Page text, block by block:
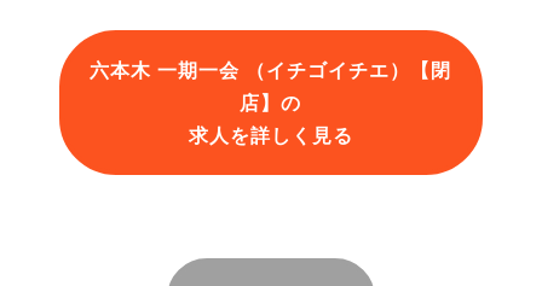
六本木 一期一会 （イチゴイチエ）【閉
店】の
求人を詳しく見る